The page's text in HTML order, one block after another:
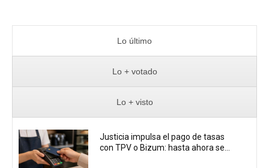
Lo último
Lo + votado
Lo + visto
Justicia impulsa el pago de tasas
con TPV o Bizum: hasta ahora se...